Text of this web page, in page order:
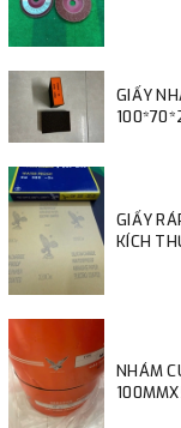
GIẤY
GIẤY
KÍCH
NHÁM